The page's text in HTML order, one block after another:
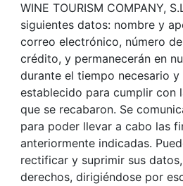
WINE TOURISM COMPANY,
siguientes datos: nombre y
correo electrónico, número
crédito, y permanecerán en
durante el tiempo necesario y
establecido para cumplir con
que se recabaron. Se
para poder llevar a cabo las
anteriormente indicadas.
rectificar y suprimir sus
derechos, dirigiéndose por